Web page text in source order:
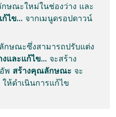
ษณะใหม่ในช่องว่าง และ
ไข... จากเมนูดรอปดาวน์
กษณะซึ่งสามารถปรับแต่ง
งและแก้ไข... จะสร้าง
พ สร้างคุณลักษณะ จะ
ห้ดำเนินการแก้ไข